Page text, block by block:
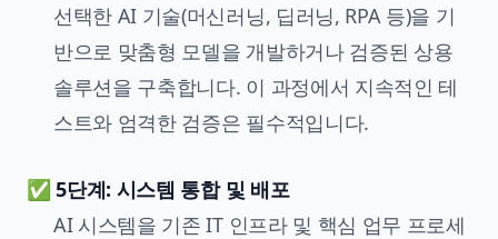
선택한 AI 기술(머신러닝, 딥러닝, RPA 등)을 기
반으로 맞춤형 모델을 개발하거나 검증된 상용
솔루션을 구축합니다. 이 과정에서 지속적인 테
스트와 엄격한 검증은 필수적입니다.
✅ 5단계: 시스템 통합 및 배포
AI 시스템을 기존 IT 인프라 및 핵심 업무 프로세